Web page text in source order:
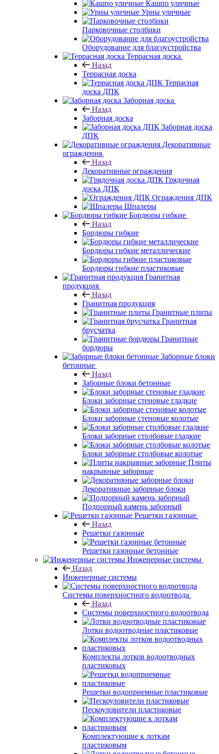
Кашпо уличные
Урны уличные
Парковочные столбики
Оборудование для благоустройства
Террасная доска
Назад
Террасная доска
Террасная
доска ДПК
Заборная доска
Назад
Заборная доска
Заборная доска
ДПК
Декоративные
ограждения
Назад
Декоративные ограждения
Грядочная
доска ДПК
Ограждения ДПК
Шпалеры
Бордюры гибкие
Назад
Бордюры гибкие
Бордюры гибкие металлические
Бордюры гибкие пластиковые
Гранитная
продукция
Назад
Гранитная продукция
Гранитные плиты
Гранитная
брусчатка
Гранитные
бордюры
Заборные блоки
бетонные
Назад
Заборные блоки бетонные
Блоки заборные стеновые гладкие
Блоки заборные стеновые колотые
Блоки заборные столбовые гладкие
Блоки заборные столбовые колотые
Плиты
накрывные заборные
Декоративные заборные блоки
Подпорный камень заборный
Решетки газонные
Назад
Решетки газонные
Решетки газонные бетонные
Инженерные системы
Назад
Инженерные системы
Системы поверхностного водоотвода
Назад
Системы поверхностного водоотвода
Лотки водоотводные пластиковые
Комплекты лотков водоотводных
пластиковых
Решетки водоприемные пластиковые
Пескоуловители пластиковые
Комплектующие к лоткам
пластиковым